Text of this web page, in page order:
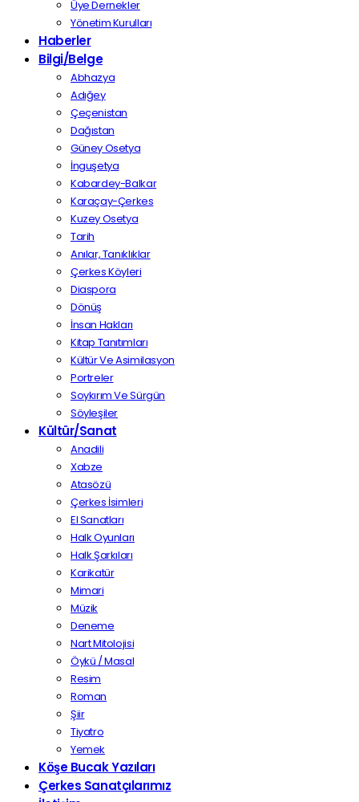
Üye Dernekler
Yönetim Kurulları
Haberler
Bilgi/Belge
Abhazya
Adığey
Çeçenistan
Dağıstan
Güney Osetya
İnguşetya
Kabardey-Balkar
Karaçay-Çerkes
Kuzey Osetya
Tarih
Anılar, Tanıklıklar
Çerkes Köyleri
Diaspora
Dönüş
İnsan Hakları
Kitap Tanıtımları
Kültür Ve Asimilasyon
Portreler
Soykırım Ve Sürgün
Söyleşiler
Kültür/Sanat
Anadili
Xabze
Atasözü
Çerkes İsimleri
El Sanatları
Halk Oyunları
Halk Şarkıları
Karikatür
Mimari
Müzik
Deneme
Nart Mitolojisi
Öykü / Masal
Resim
Roman
Şiir
Tiyatro
Yemek
Köşe Bucak Yazıları
Çerkes Sanatçılarımız